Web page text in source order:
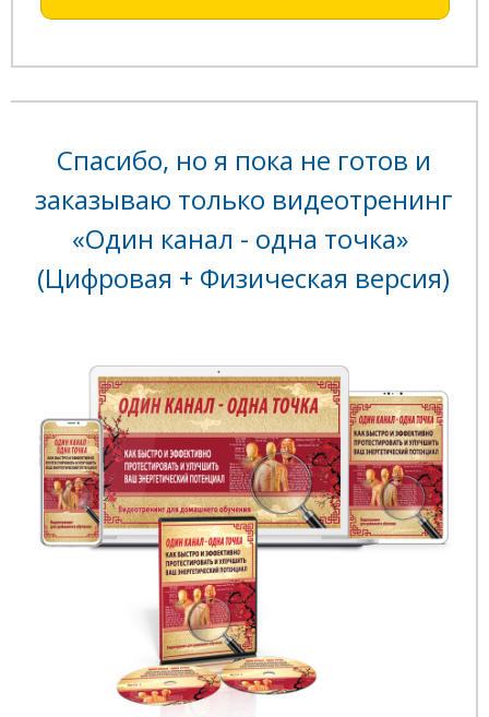
Спасибо, но я пока не готов и
заказываю только видеотренинг
«Один канал - одна точка»
(Цифровая + Физическая версия)